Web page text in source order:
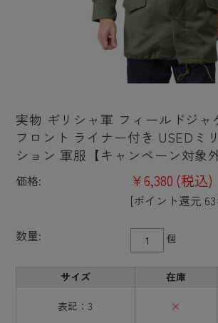
実物 ギリシャ軍 フィールドジャ
フロント ライナー付き USEDミ
ション 軍服【キャンペーン対象
価格: ¥6,380 (税込)
[ポイント還元
数量: 個
サイズ 在庫
表記：3 ×